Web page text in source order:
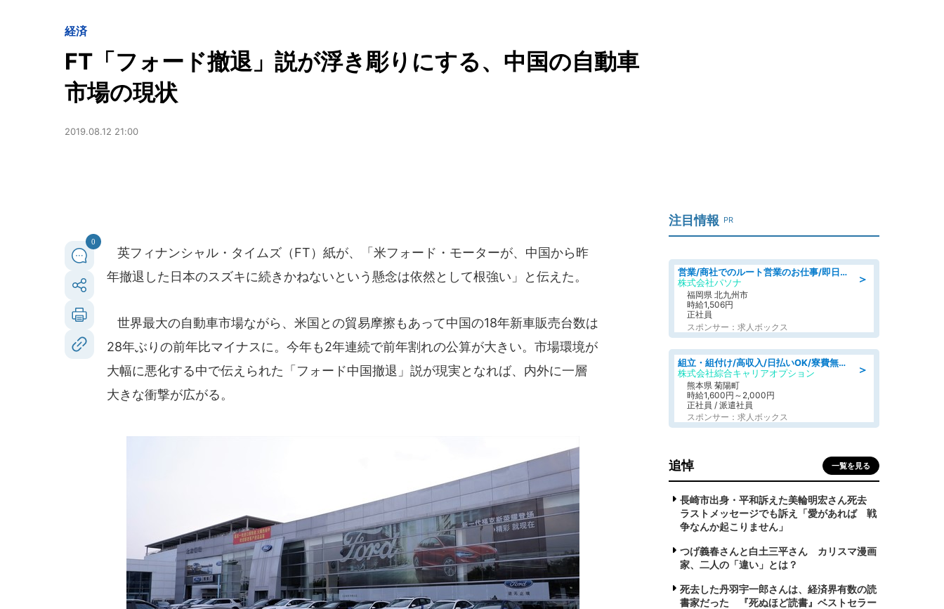
経済
FT「フォード撤退」説が浮き彫りにする、中国の自動車
市場の現状
2019.08.12 21:00
0
英フィナンシャル・タイムズ（FT）紙が、「米フォード・モーターが、中国から昨
年撤退した日本のスズキに続きかねないという懸念は依然として根強い」と伝えた。
世界最大の自動車市場ながら、米国との貿易摩擦もあって中国の18年新車販売台数は
28年ぶりの前年比マイナスに。今年も2年連続で前年割れの公算が大きい。市場環境が
大幅に悪化する中で伝えられた「フォード中国撤退」説が現実となれば、内外に一層
大きな衝撃が広がる。
注目情報 PR
＞
営業/商社でのルート営業のお仕事/即日勤務可/車通勤可/営業
株式会社パソナ
福岡県 北九州市
時給1,506円
正社員
スポンサー：求人ボックス
＞
組立・組付け/高収入/日払いOK/寮費無料/交替制/20・30・40代活躍中
株式会社綜合キャリアオプション
熊本県 菊陽町
時給1,600円～2,000円
正社員 / 派遣社員
スポンサー：求人ボックス
追悼 一覧を見る
長崎市出身・平和訴えた美輪明宏さん死去
ラストメッセージでも訴え「愛があれば 戦
争なんか起こりません」
つげ義春さんと白土三平さん カリスマ漫画
家、二人の「違い」とは？
死去した丹羽宇一郎さんは、経済界有数の読
書家だった 『死ぬほど読書』ベストセラー